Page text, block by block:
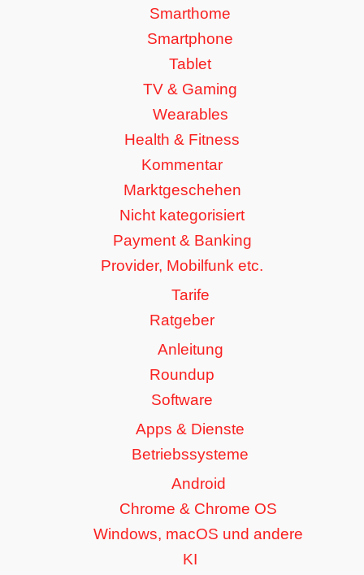
Smarthome
Smartphone
Tablet
TV & Gaming
Wearables
Health & Fitness
Kommentar
Marktgeschehen
Nicht kategorisiert
Payment & Banking
Provider, Mobilfunk etc.
Tarife
Ratgeber
Anleitung
Roundup
Software
Apps & Dienste
Betriebssysteme
Android
Chrome & Chrome OS
Windows, macOS und andere
KI